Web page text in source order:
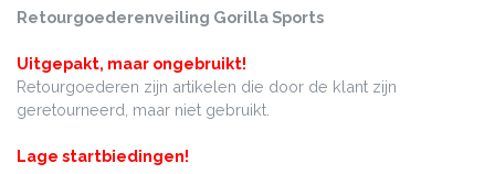
Retourgoederenveiling Gorilla Sports
Uitgepakt, maar ongebruikt!
Retourgoederen zijn artikelen die door de klant zijn
geretourneerd, maar niet gebruikt.
Lage startbiedingen!